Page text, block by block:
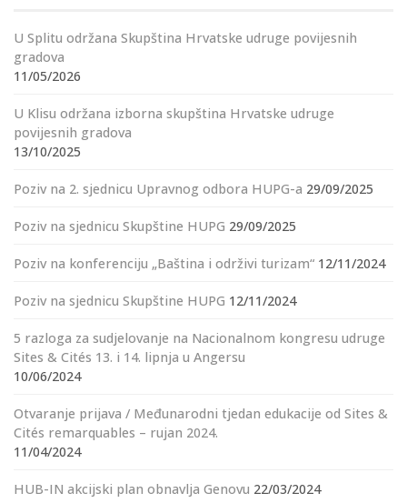
U Splitu održana Skupština Hrvatske udruge povijesnih
gradova
11/05/2026
U Klisu održana izborna skupština Hrvatske udruge
povijesnih gradova
13/10/2025
Poziv na 2. sjednicu Upravnog odbora HUPG-a 29/09/2025
Poziv na sjednicu Skupštine HUPG 29/09/2025
Poziv na konferenciju „Baština i održivi turizam“ 12/11/2024
Poziv na sjednicu Skupštine HUPG 12/11/2024
5 razloga za sudjelovanje na Nacionalnom kongresu udruge
Sites & Cités 13. i 14. lipnja u Angersu
10/06/2024
Otvaranje prijava / Međunarodni tjedan edukacije od Sites &
Cités remarquables – rujan 2024.
11/04/2024
HUB-IN akcijski plan obnavlja Genovu 22/03/2024